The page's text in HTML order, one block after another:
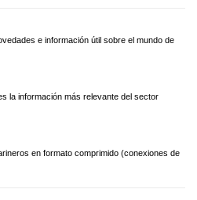
e información útil sobre el mundo de
la información más relevante del sector
en formato comprimido (conexiones de